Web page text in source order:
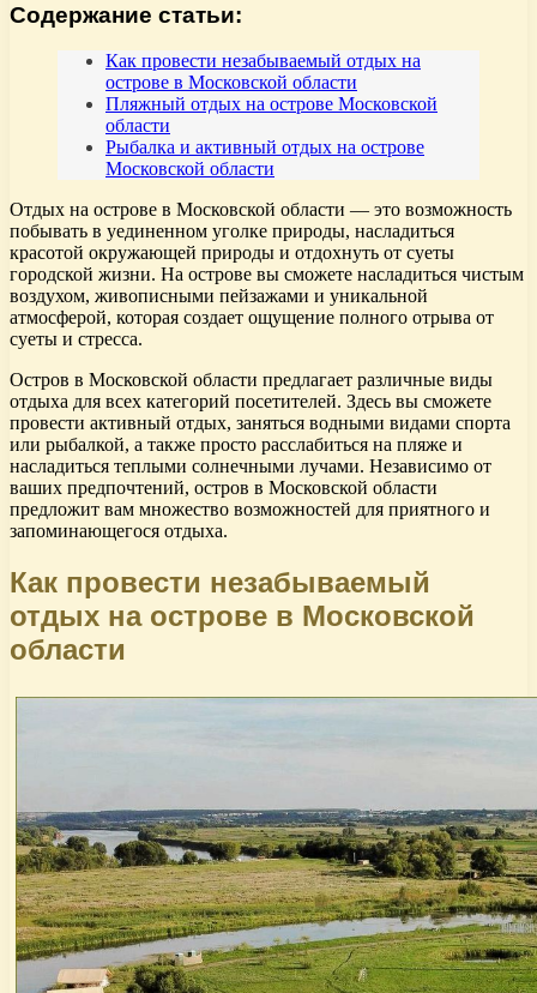
Содержание статьи:
Как провести незабываемый отдых на
острове в Московской области
Пляжный отдых на острове Московской
области
Рыбалка и активный отдых на острове
Московской области
Отдых на острове в Московской области — это возможность
побывать в уединенном уголке природы, насладиться
красотой окружающей природы и отдохнуть от суеты
городской жизни. На острове вы сможете насладиться чистым
воздухом, живописными пейзажами и уникальной
атмосферой, которая создает ощущение полного отрыва от
суеты и стресса.
Остров в Московской области предлагает различные виды
отдыха для всех категорий посетителей. Здесь вы сможете
провести активный отдых, заняться водными видами спорта
или рыбалкой, а также просто расслабиться на пляже и
насладиться теплыми солнечными лучами. Независимо от
ваших предпочтений, остров в Московской области
предложит вам множество возможностей для приятного и
запоминающегося отдыха.
Как провести незабываемый
отдых на острове в Московской
области